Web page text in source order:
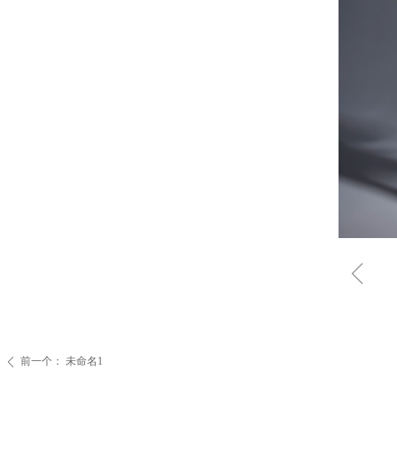
ꁆ
ꄴ 前一个： 未命名1